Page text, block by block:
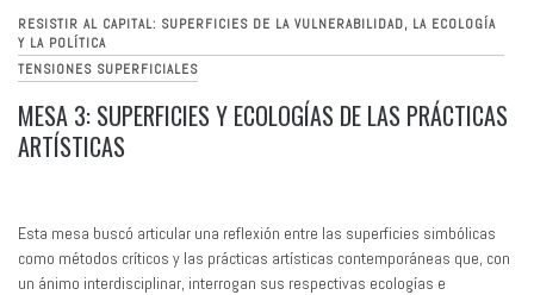
RESISTIR AL CAPITAL: SUPERFICIES DE LA VULNERABILIDAD, LA ECOLOGÍA
Y LA POLÍTICA
TENSIONES SUPERFICIALES
MESA 3: SUPERFICIES Y ECOLOGÍAS DE LAS PRÁCTICAS
ARTÍSTICAS
Esta mesa buscó articular una reflexión entre las superficies simbólicas
como métodos críticos y las prácticas artísticas contemporáneas que, con
un ánimo interdisciplinar, interrogan sus respectivas ecologías e